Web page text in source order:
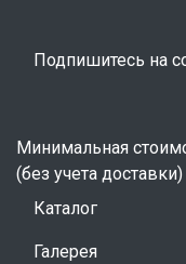
Подпишитесь на
Минимальная
(без учета доставки)
Каталог
Галерея